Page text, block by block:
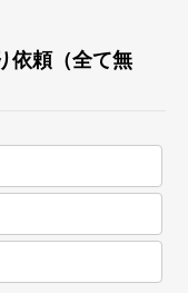
依頼（全て無